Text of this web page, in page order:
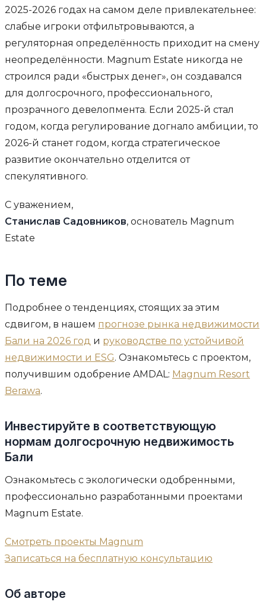
2025-2026 годах на самом деле привлекательнее:
слабые игроки отфильтровываются, а
регуляторная определённость приходит на смену
неопределённости. Magnum Estate никогда не
строился ради «быстрых денег», он создавался
для долгосрочного, профессионального,
прозрачного девелопмента. Если 2025-й стал
годом, когда регулирование догнало амбиции, то
2026-й станет годом, когда стратегическое
развитие окончательно отделится от
спекулятивного.
С уважением,
Станислав Садовников, основатель Magnum
Estate
По теме
Подробнее о тенденциях, стоящих за этим
сдвигом, в нашем прогнозе рынка недвижимости
Бали на 2026 год и руководстве по устойчивой
недвижимости и ESG. Ознакомьтесь с проектом,
получившим одобрение AMDAL: Magnum Resort
Berawa.
Инвестируйте в соответствующую
нормам долгосрочную недвижимость
Бали
Ознакомьтесь с экологически одобренными,
профессионально разработанными проектами
Magnum Estate.
Смотреть проекты Magnum
Записаться на бесплатную консультацию
Об авторе